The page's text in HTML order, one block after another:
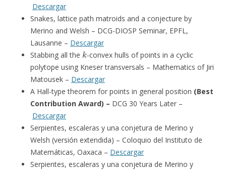
Descargar
Snakes, lattice path matroids and a conjecture by
Merino and Welsh – DCG-DIOSP Seminar, EPFL,
Lausanne – Descargar
Stabbing all the
k
-convex hulls of points in a cyclic
polytope using Kneser transversals – Mathematics of Jiri
Matousek – Descargar
A Hall-type theorem for points in general position (Best
Contribution Award) – DCG 30 Years Later –
Descargar
Serpientes, escaleras y una conjetura de Merino y
Welsh (versión extendida) – Coloquio del Instituto de
Matemáticas, Oaxaca – Descargar
Serpientes, escaleras y una conjetura de Merino y